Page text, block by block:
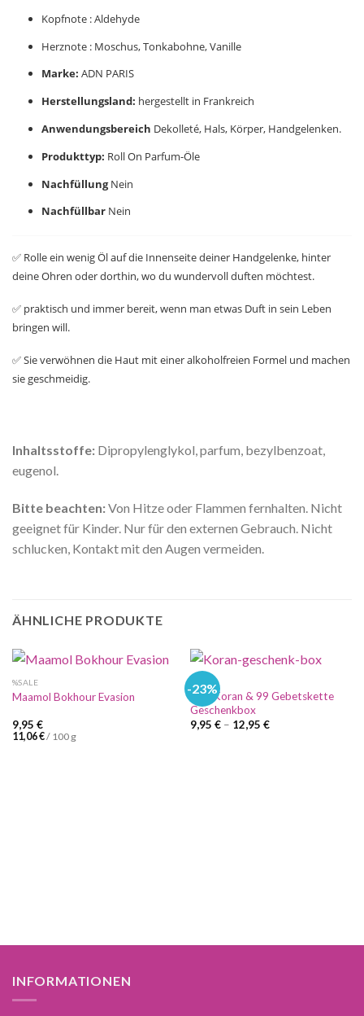
Kopfnote : Aldehyde
Herznote : Moschus, Tonkabohne, Vanille
Marke:ADN PARIS
Herstellungsland: hergestellt in Frankreich
Anwendungsbereich Dekolleté, Hals, Körper, Handgelenken.
Produkttyp: Roll On Parfum-Öle
NachfüllungNein
Nachfüllbar Nein
✅ Rolle ein wenig Öl auf die Innenseite deiner Handgelenke, hinter
deine Ohren oder dorthin, wo du wundervoll duften möchtest.
✅ praktisch und immer bereit, wenn man etwas Duft in sein Leben
bringen will.
✅ Sie verwöhnen die Haut mit einer alkoholfreien Formel und machen
sie geschmeidig.
Inhaltsstoffe: Dipropylenglykol, parfum, bezylbenzoat,
eugenol.
Bitte beachten:Von Hitze oder Flammen fernhalten. Nicht
geeignet für Kinder. Nur für den externen Gebrauch. Nicht
schlucken, Kontakt mit den Augen vermeiden.
ÄHNLICHE PRODUKTE
%SALE
Maamol Bokhour Evasion
9,95 €
11,06€/ 100 g
-23%
%SALE
Mini Koran & 99 Gebetskette
Geschenkbox
9,95 €– 12,95 €
INFORMATIONEN